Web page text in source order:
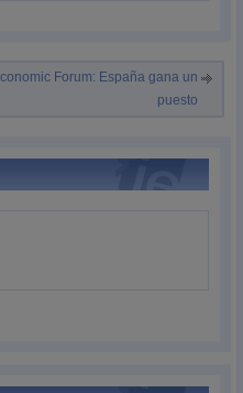
Forum: España gana un
puesto